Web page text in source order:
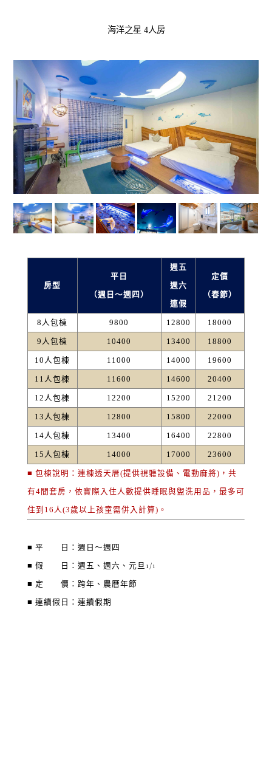
海洋之星 4人房
房型
平日
（週日～週四）
週五
週六
連假
定價
（春節）
8人包棟 9800 12800 18000
9人包棟 10400 13400 18800
10人包棟 11000 14000 19600
11人包棟 11600 14600 20400
12人包棟 12200 15200 21200
13人包棟 12800 15800 22000
14人包棟 13400 16400 22800
15人包棟 14000 17000 23600
■ 包棟說明：連棟透天厝(提供視聽設備、電動麻將)，共
有4間套房，依實際入住人數提供睡眠與盥洗用品，最多可
住到16人(3歲以上孩童需併入計算)。
■ 平 日：週日～週四
■ 假 日：週五、週六、元旦1/1
■ 定 價：跨年、農曆年節
■ 連續假日：連續假期